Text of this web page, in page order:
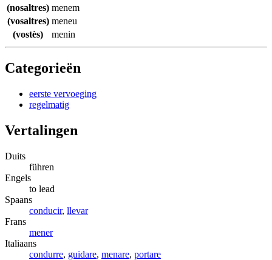
(nosaltres) menem
(vosaltres) meneu
(vostès)
menin
Categorieën
eerste vervoeging
regelmatig
Vertalingen
Duits
führen
Engels
to lead
Spaans
conducir, llevar
Frans
mener
Italiaans
condurre, guidare, menare, portare